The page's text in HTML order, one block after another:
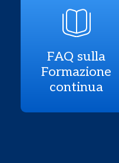
FAQ sulla
Formazione
continua